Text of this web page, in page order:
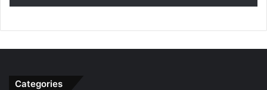
Categories